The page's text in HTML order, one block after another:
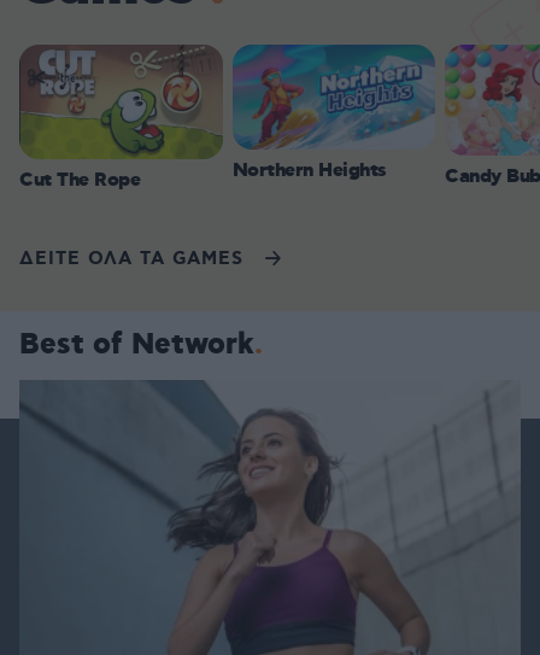
Cut The Rope Northern Heights Candy
ΔΕΙΤΕ ΟΛΑ ΤΑ GAMES
Best of Network